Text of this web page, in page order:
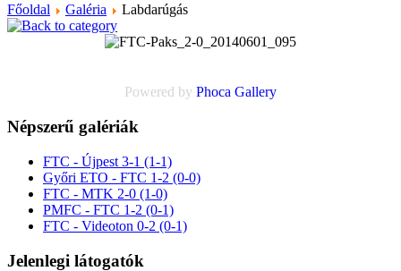
Főoldal Galéria Labdarúgás
Powered by Phoca Gallery
Népszerű galériák
FTC - Újpest 3-1 (1-1)
Győri ETO - FTC 1-2 (0-0)
FTC - MTK 2-0 (1-0)
PMFC - FTC 1-2 (0-1)
FTC - Videoton 0-2 (0-1)
Jelenlegi látogatók